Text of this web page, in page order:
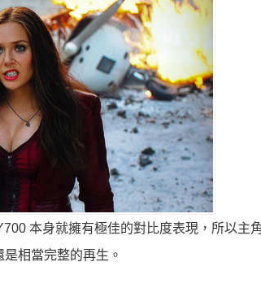
本身就擁有極佳的對比度表現，所以主
相當完整的再生。